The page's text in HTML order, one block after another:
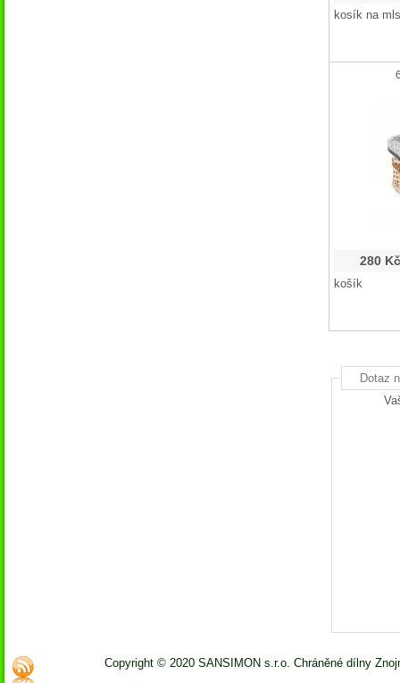
kosík na
280
košík
Dotaz
Copyright © 2020 SANSIMON s.r.o. Chráněné dílny